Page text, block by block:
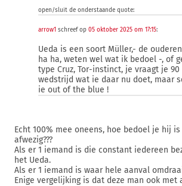
open/sluit de onderstaande quote:
arrow1 schreef op 05 oktober 2025 om 17:15:
Ueda is een soort Müller,- de
ha ha, weten wel wat ik bedoel -, of
type Cruz, Tor-instinct, je vraagt je 90
wedstrijd wat ie daar nu doet, maar
ie out of the blue !
Echt 100% mee oneens, hoe bedoel je hij
afwezig???
Als er 1 iemand is die constant iedereen
het Ueda.
Als er 1 iemand is waar hele aanval
Enige vergelijking is dat deze man ook met